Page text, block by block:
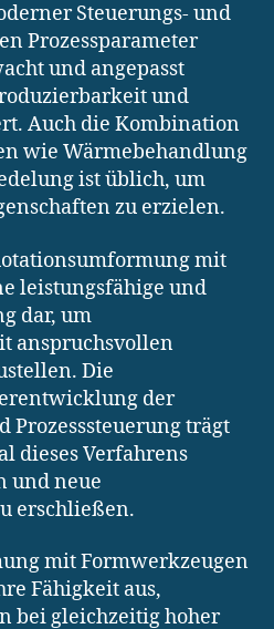
Steuerungs- und
Prozessparameter
und angepasst
und
Auch die Kombination
wie Wärmebehandlung
ist üblich, um
zu erzielen.
mit
leistungsfähige und
dar, um
anspruchsvollen
Die
der
Prozesssteuerung trägt
dieses Verfahrens
und neue
erschließen.
mit Formwerkzeugen
Fähigkeit aus,
bei gleichzeitig hoher